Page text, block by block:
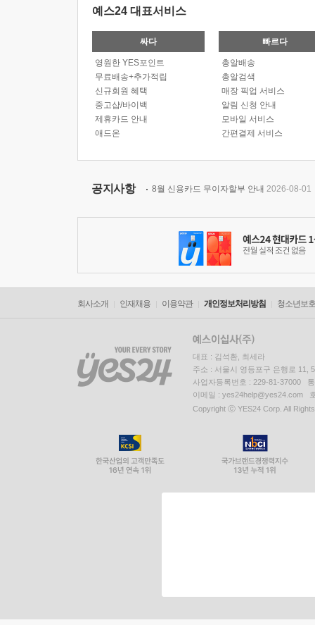
예스24 대표서비스
싸다
영원한 YES포인트
무료배송+추가적립
신규회원 혜택
중고샵/바이백
제휴카드 안내
애드온
빠르다
총알배송
총알검색
매장 픽업 서비스
알림 신청 안내
모바일 서비스
간편결제 서비스
공지사항 8월 신용카드 무이자할부 안내 2026-08-01
회사소개 인재채용 이용약관 개인정보처리방침 청소년보
대표 : 김석환, 최세라
주소 : 서울시 영등포구 은행로 11,
사업자등록번호 : 229-81-37000
이메일 : yes24help@yes24.com
Copyright ⓒ YES24 Corp. All